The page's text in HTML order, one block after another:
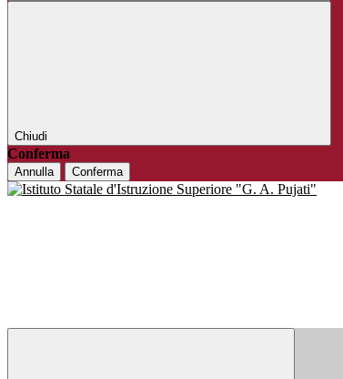
Chiudi
Conferma
Annulla Conferma